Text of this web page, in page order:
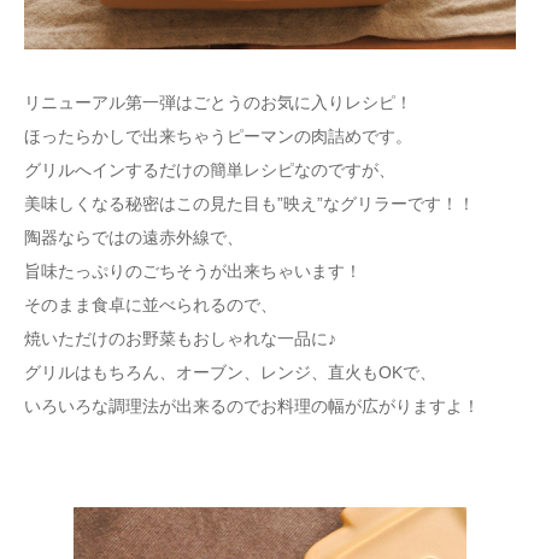
リニューアル第一弾はごとうのお気に入りレシピ！
ほったらかしで出来ちゃうピーマンの肉詰めです。
グリルへインするだけの簡単レシピなのですが、
美味しくなる秘密はこの見た目も”映え”なグリラーです！！
陶器ならではの遠赤外線で、
旨味たっぷりのごちそうが出来ちゃいます！
そのまま食卓に並べられるので、
焼いただけのお野菜もおしゃれな一品に♪
グリルはもちろん、オーブン、レンジ、直火もOKで、
いろいろな調理法が出来るのでお料理の幅が広がりますよ！